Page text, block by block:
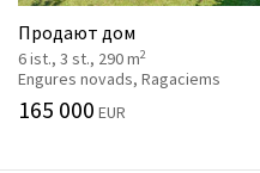
Продают дом
6 ist., 3 st., 290 m2
Engures novads, Ragaciems
165 000 EUR